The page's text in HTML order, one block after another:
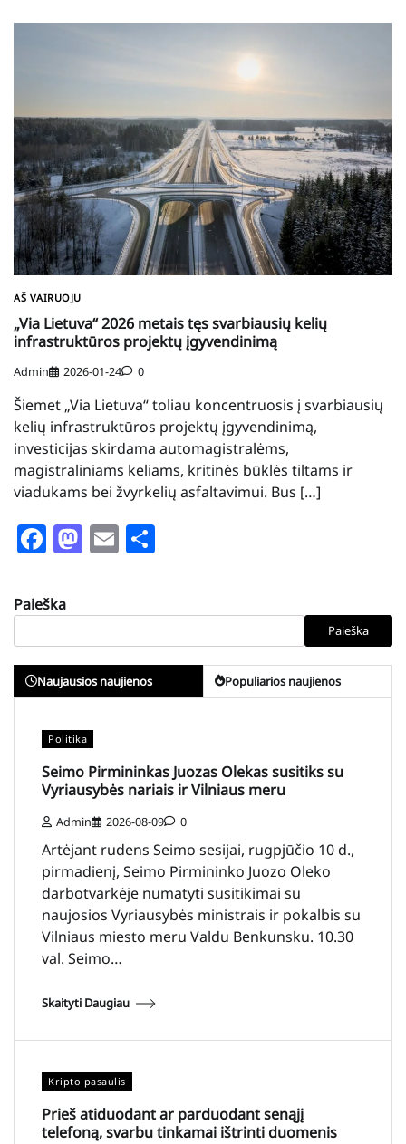
AŠ VAIRUOJU
„Via Lietuva“ 2026 metais tęs svarbiausių kelių
infrastruktūros projektų įgyvendinimą
Admin 2026-01-24 0
Šiemet „Via Lietuva“ toliau koncentruosis į svarbiausių
kelių infrastruktūros projektų įgyvendinimą,
investicijas skirdama automagistralėms,
magistraliniams keliams, kritinės būklės tiltams ir
viadukams bei žvyrkelių asfaltavimui. Bus […]
Facebook
Mastodon
Email
Paieška
Paieška
Naujausios naujienos Populiarios naujienos
Politika
Seimo Pirmininkas Juozas Olekas susitiks su
Vyriausybės nariais ir Vilniaus meru
Admin 2026-08-09 0
Artėjant rudens Seimo sesijai, rugpjūčio 10 d.,
pirmadienį, Seimo Pirmininko Juozo Oleko
darbotvarkėje numatyti susitikimai su
naujosios Vyriausybės ministrais ir pokalbis su
Vilniaus miesto meru Valdu Benkunsku. 10.30
val. Seimo…
Skaityti Daugiau
Kripto pasaulis
Prieš atiduodant ar parduodant senąjį
telefoną, svarbu tinkamai ištrinti duomenis